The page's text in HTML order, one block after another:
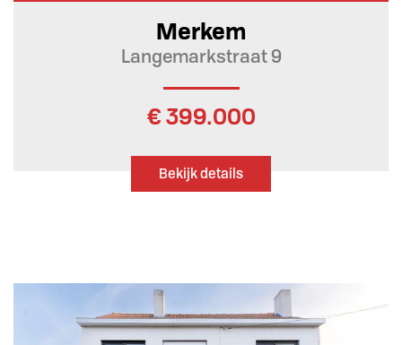
Merkem
Langemarkstraat 9
€ 399.000
Bekijk details